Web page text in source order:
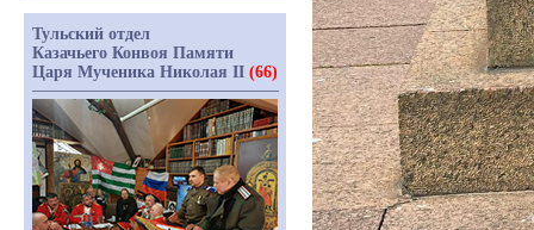
Тульский отдел
Казачьего Конвоя Памяти
Царя Мученика Николая II (66)